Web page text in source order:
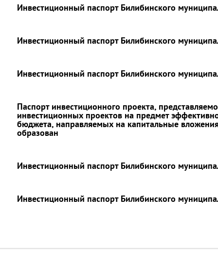
Инвестиционный паспорт Билибинского
Инвестиционный паспорт Билибинского
Инвестиционный паспорт Билибинского
Паспорт инвестиционного проекта,
инвестиционных проектов на предмет
бюджета, направляемых на капитальные
образован
Инвестиционный паспорт Билибинского
Инвестиционный паспорт Билибинского